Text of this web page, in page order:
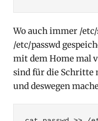
Wo auch immer /
/etc/passwd
mit dem Home mal
sind für die Schritte
und deswegen